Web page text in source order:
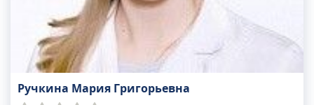
Ручкина Мария Григорьевна